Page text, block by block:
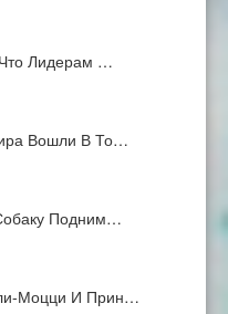
Лидерам …
Вошли В То…
Подним…
Моцци И Прин…